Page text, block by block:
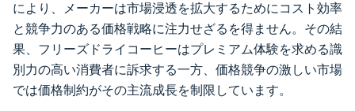
により、メーカーは市場浸透を拡大するためにコスト効率
と競争力のある価格戦略に注力せざるを得ません。その結
果、フリーズドライコーヒーはプレミアム体験を求める識
別力の高い消費者に訴求する一方、価格競争の激しい市場
では価格制約がその主流成長を制限しています。